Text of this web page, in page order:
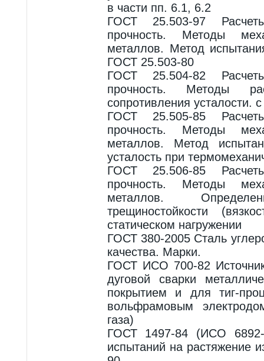
в части пп. 6.1, 6.2
ГОСТ 25.503-97
прочность. Методы
металлов. Метод
ГОСТ 25.503-80
ГОСТ 25.504-82
прочность. Методы
сопротивления усталости.
ГОСТ 25.505-85
прочность. Методы
металлов. Метод
усталость при
ГОСТ 25.506-85
прочность. Методы
металлов.
трещиностойкости
статическом нагружении
ГОСТ 380-2005 Сталь
качества. Марки.
ГОСТ ИСО 700-82
дуговой сварки
покрытием и для тиг-
вольфрамовым
газа)
ГОСТ 1497-84 (ИСО
испытаний на